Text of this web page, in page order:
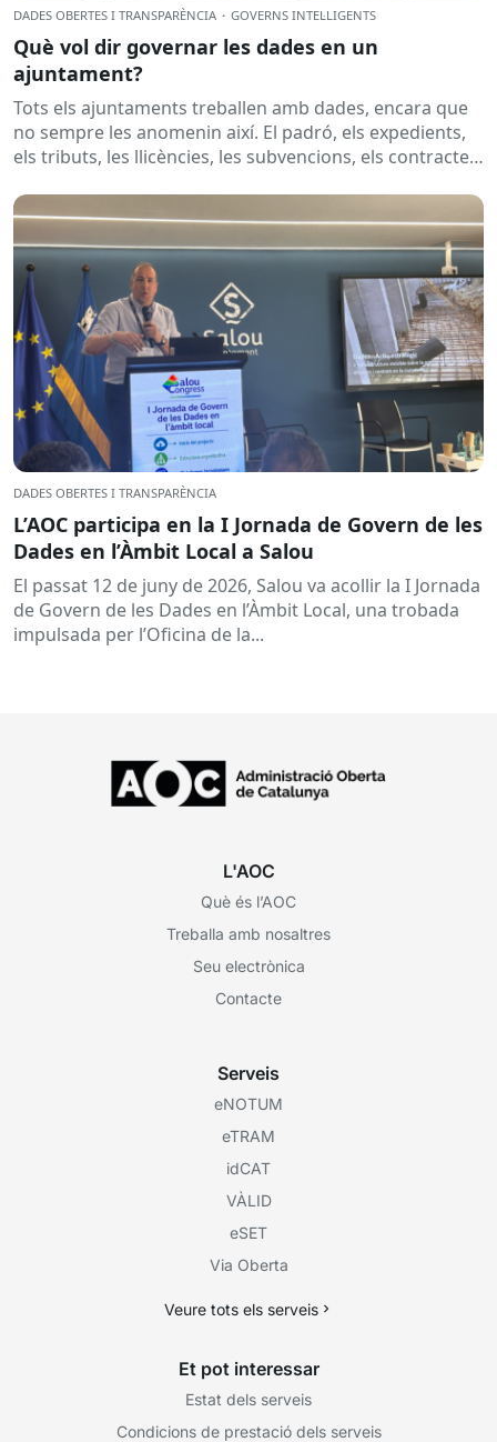
DADES OBERTES I TRANSPARÈNCIA · GOVERNS INTEL·LIGENTS
Què vol dir governar les dades en un
ajuntament?
Tots els ajuntaments treballen amb dades, encara que
no sempre les anomenin així. El padró, els expedients,
els tributs, les llicències, les subvencions, els contractes,
DADES OBERTES I TRANSPARÈNCIA
L’AOC participa en la I Jornada de Govern de les
Dades en l’Àmbit Local a Salou
El passat 12 de juny de 2026, Salou va acollir la I Jornada
de Govern de les Dades en l’Àmbit Local, una trobada
impulsada per l’Oficina de la...
L'AOC
Què és l’AOC
Treballa amb nosaltres
Seu electrònica
Contacte
Serveis
eNOTUM
eTRAM
idCAT
VÀLID
eSET
Via Oberta
Veure tots els serveis
Et pot interessar
Estat dels serveis
Condicions de prestació dels serveis